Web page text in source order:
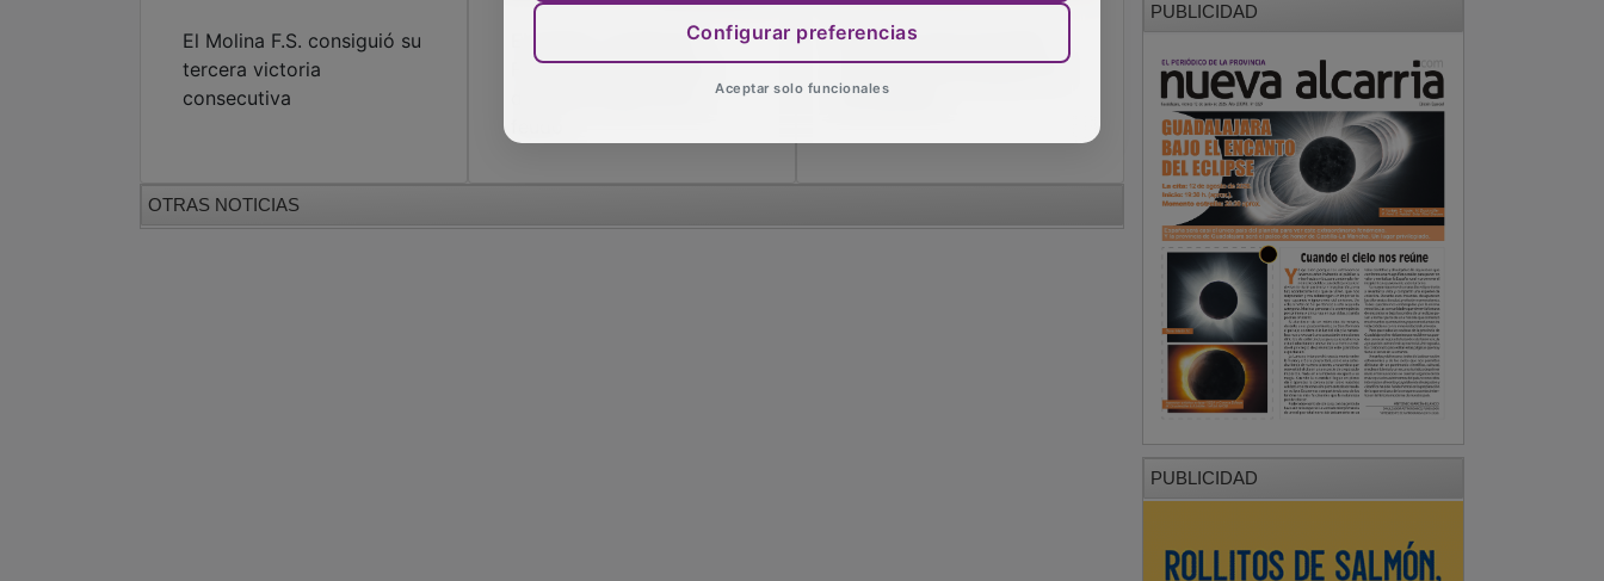
El Molina F.S. consiguió su
tercera victoria
consecutiva
El equipo Juvenil de
Futbol Sala de Molina
Resumen de la jornada
deportiva del pasado fin
de semana
OTRAS NOTICIAS
PUBLICIDAD
PUBLICIDAD
Configurar preferencias
Aceptar solo funcionales